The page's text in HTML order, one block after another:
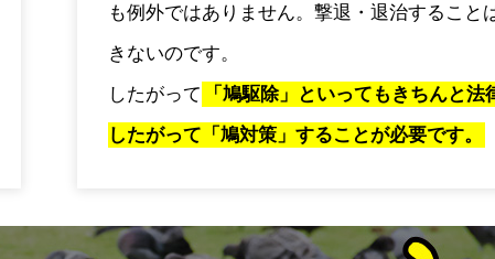
も例外ではありません。撃退・退治すること
きないのです。
したがって
「鳩駆除」といってもきちんと法
したがって「鳩対策」することが必要です。